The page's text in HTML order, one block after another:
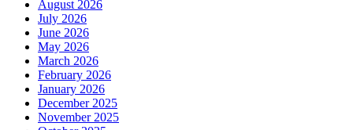
August 2026
July 2026
June 2026
May 2026
March 2026
February 2026
January 2026
December 2025
November 2025